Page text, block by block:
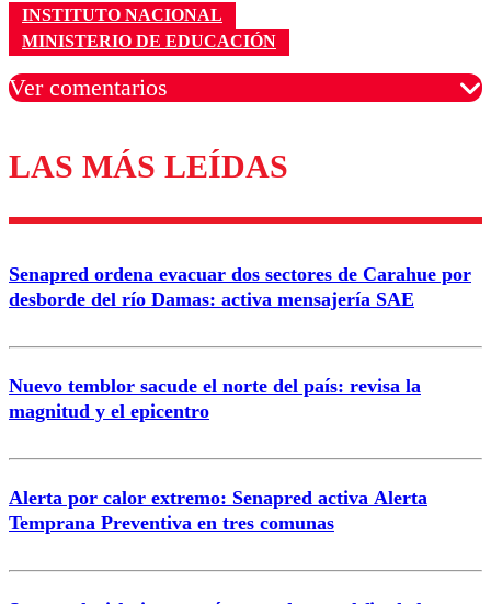
INSTITUTO NACIONAL
MINISTERIO DE EDUCACIÓN
Ver comentarios
Los comentarios son moderados para garantizar un
diálogo respetuoso.
Nombre
Correo
LAS MÁS LEÍDAS
Senapred ordena evacuar dos sectores de Carahue por
desborde del río Damas: activa mensajería SAE
Nuevo temblor sacude el norte del país: revisa la
magnitud y el epicentro
Alerta por calor extremo: Senapred activa Alerta
Temprana Preventiva en tres comunas